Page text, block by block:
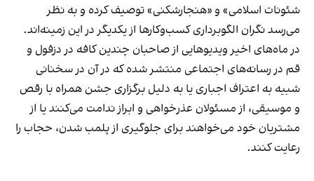
شئونات اسلامی» و «هنجارشکنی» توصیف کرده و به نظر
می‌رسد نگران الگوبرداری کسب‌وکارها از یکدیگر در این زمینه‌اند.
در ماه‌های اخیر ویدیوهایی از صاحبان چندین کافه در دزفول و
قم در رسانه‌های اجتماعی منتشر شده که در آن در سخنانی
شبیه به اعتراف اجباری یا به دلیل برگزاری جشن همراه با رقص
و موسیقی، از مسئولان عذرخواهی و ابراز ندامت می‌کنند یا از
مشتریان خود می‌خواهند برای جلوگیری از پلمب شدن، حجاب را
رعایت کنند.